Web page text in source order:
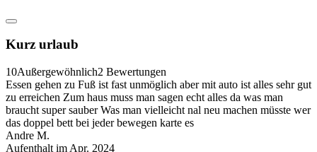
Kurz urlaub
10Außergewöhnlich2 Bewertungen
Essen gehen zu Fuß ist fast unmöglich aber mit auto ist alles sehr gut
zu erreichen Zum haus muss man sagen echt alles da was man
braucht super sauber Was man vielleicht nal neu machen müsste wer
das doppel bett bei jeder bewegen karte es
Andre M.
Aufenthalt im Apr. 2024